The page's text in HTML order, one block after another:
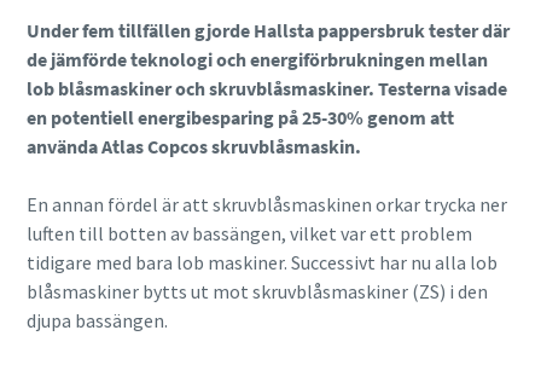
Under fem tillfällen gjorde Hallsta pappersbruk tester där
de jämförde teknologi och energiförbrukningen mellan
lob blåsmaskiner och skruvblåsmaskiner. Testerna visade
en potentiell energibesparing på 25-30% genom att
använda Atlas Copcos skruvblåsmaskin.
En annan fördel är att skruvblåsmaskinen orkar trycka ner
luften till botten av bassängen, vilket var ett problem
tidigare med bara lob maskiner. Successivt har nu alla lob
blåsmaskiner bytts ut mot skruvblåsmaskiner (ZS) i den
djupa bassängen.